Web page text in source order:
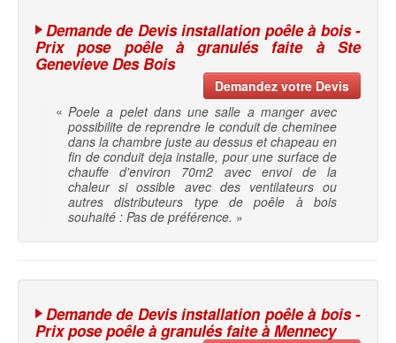
Demande de Devis installation poêle à bois -
Prix pose poêle à granulés faite à Ste
Genevieve Des Bois
Demandez votre Devis
« Poele a pelet dans une salle a manger avec
possibilite de reprendre le conduit de cheminee
dans la chambre juste au dessus et chapeau en
fin de conduit deja installe, pour une surface de
chauffe d'environ 70m2 avec envoi de la
chaleur si ossible avec des ventilateurs ou
autres distributeurs type de poêle à bois
souhaité : Pas de préférence. »
Demande de Devis installation poêle à bois -
Prix pose poêle à granulés faite à Mennecy